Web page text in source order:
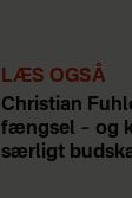
LÆS OGSÅ
Christian
fængsel – og
særligt